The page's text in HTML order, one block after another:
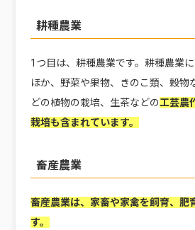
耕種農業
1つ目は、耕種農業です。耕種農業
ほか、野菜や果物、きのこ類、穀物
どの植物の栽培、生茶などの工芸農
栽培も含まれています。
畜産農業
畜産農業は、家畜や家禽を飼育、肥
す。